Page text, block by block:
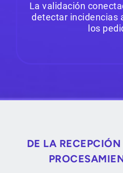
La validación
detectar incidencias
los
DE LA